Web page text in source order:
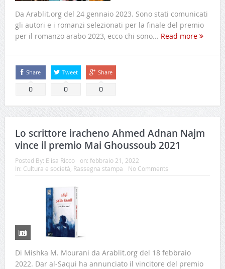
Da Arablit.org del 24 gennaio 2023. Sono stati comunicati
gli autori e i romanzi selezionati per la finale del premio
per il romanzo arabo 2023, ecco chi sono... Read more
Share
0
Tweet
0
Share
0
Lo scrittore iracheno Ahmed Adnan Najm
vince il premio Mai Ghoussoub 2021
Posted By: Elisa Ricco on: febbraio 21, 2022
In: Cultura e società Rassegna stampa No Comments
Di Mishka M. Mourani da Arablit.org del 18 febbraio
2022. Dar al-Saqui ha annunciato il vincitore del premio